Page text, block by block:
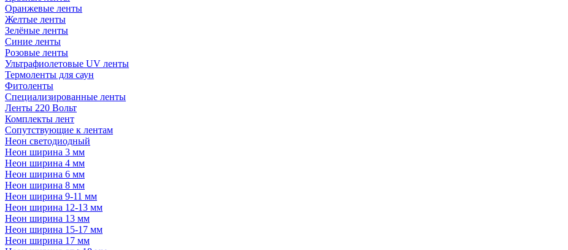
Оранжевые ленты
Желтые ленты
Зелёные ленты
Синие ленты
Розовые ленты
Ультрафиолетовые UV ленты
Термоленты для саун
Фитоленты
Специализированные ленты
Ленты 220 Вольт
Комплекты лент
Сопутствующие к лентам
Неон светодиодный
Неон ширина 3 мм
Неон ширина 4 мм
Неон ширина 6 мм
Неон ширина 8 мм
Неон ширина 9-11 мм
Неон ширина 12-13 мм
Неон ширина 13 мм
Неон ширина 15-17 мм
Неон ширина 17 мм